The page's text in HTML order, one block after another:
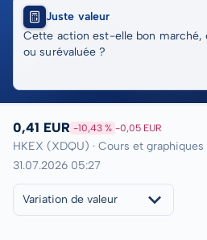
Juste valeur
Cette action est-elle bon marché,
ou surévaluée ?
0,41 EUR -10,43 % -0,05 EUR
HKEX (XDQU) · Cours et
31.07.2026 05:27
Variation de valeur